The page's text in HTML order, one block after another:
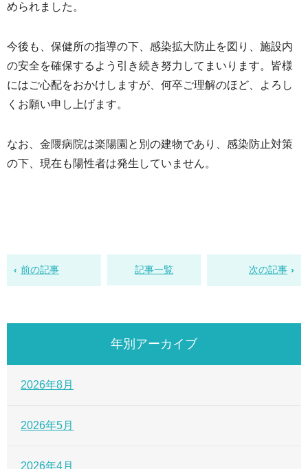
められました。
今後も、保健所の指導の下、感染拡大防止を図り、施設内
の安全を確保するよう引き続き努力してまいります。皆様
にはご心配をおかけしますが、何卒ご理解のほど、よろし
くお願い申し上げます。
なお、金隈病院は楽陽園と別の建物であり、感染防止対策
の下、現在も陽性者は発生していません。
前の記事 記事一覧 次の記事
年別アーカイブ
2026年8月
2026年5月
2026年4月